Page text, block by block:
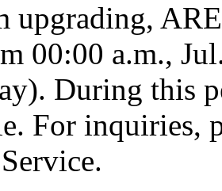
upgrading,
00:00 a.m.,
During this
For inquiries,